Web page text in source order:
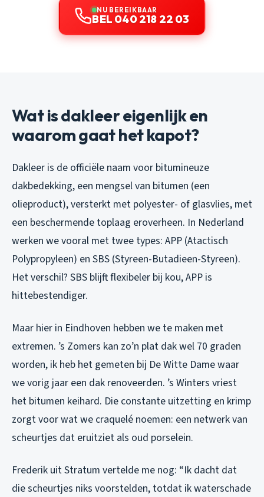
NU BEREIKBAAR
BEL 040 218 22 03
Wat is dakleer eigenlijk en
waarom gaat het kapot?
Dakleer is de officiële naam voor bitumineuze
dakbedekking, een mengsel van bitumen (een
olieproduct), versterkt met polyester- of glasvlies, met
een beschermende toplaag eroverheen. In Nederland
werken we vooral met twee types: APP (Atactisch
Polypropyleen) en SBS (Styreen-Butadieen-Styreen).
Het verschil? SBS blijft flexibeler bij kou, APP is
hittebestendiger.
Maar hier in Eindhoven hebben we te maken met
extremen. ’s Zomers kan zo’n plat dak wel 70 graden
worden, ik heb het gemeten bij De Witte Dame waar
we vorig jaar een dak renoveerden. ’s Winters vriest
het bitumen keihard. Die constante uitzetting en krimp
zorgt voor wat we craquelé noemen: een netwerk van
scheurtjes dat eruitziet als oud porselein.
Frederik uit Stratum vertelde me nog: “Ik dacht dat
die scheurtjes niks voorstelden, totdat ik waterschade